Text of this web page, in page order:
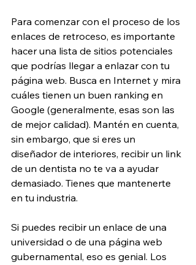
Para comenzar con el proceso de los
enlaces de retroceso, es importante
hacer una lista de sitios potenciales
que podrías llegar a enlazar con tu
página web. Busca en Internet y mira
cuáles tienen un buen ranking en
Google (generalmente, esas son las
de mejor calidad). Mantén en cuenta,
sin embargo, que si eres un
diseñador de interiores, recibir un link
de un dentista no te va a ayudar
demasiado. Tienes que mantenerte
en tu industria.
Si puedes recibir un enlace de una
universidad o de una página web
gubernamental, eso es genial. Los